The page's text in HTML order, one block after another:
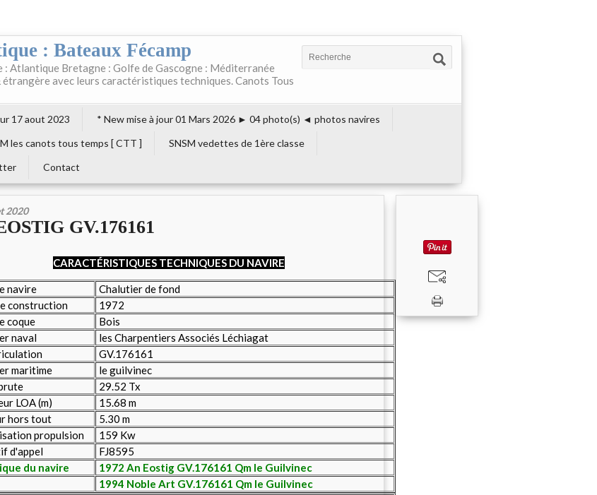
: Bateaux Fécamp
Atlantique Bretagne : Golfe de Gascogne : Méditerranée
avec leurs caractéristiques techniques. Canots Tous
17 aout 2023
* New mise à jour 01 Mars 2026 ► 04 photo(s) ◄ photos navires
les canots tous temps [ CTT ]
SNSM vedettes de 1ère classe
Contact
2020
GV.176161
CARACTÉRISTIQUES TECHNIQUES DU NAVIRE
navire
Chalutier de fond
construction
1972
coque
Bois
naval
les Charpentiers Associés Léchiagat
GV.176161
maritime
le guilvinec
29.52 Tx
LOA (m)
15.68 m
hors tout
5.30 m
propulsion
159 Kw
d'appel
FJ8595
du navire
1972 An Eostig GV.176161 Qm le Guilvinec
1994 Noble Art GV.176161 Qm le Guilvinec